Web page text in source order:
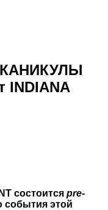
INDIANA
состоится pre-
события этой